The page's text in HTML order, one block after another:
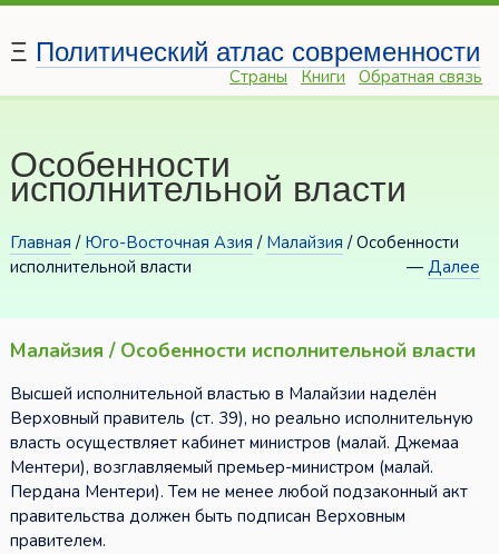
Ξ Политический атлас современности
Страны Книги Обратная связь
Особенности
исполнительной власти
Главная / Юго-Восточная Азия / Малайзия / Особенности
исполнительной власти
—Далее
Малайзия / Особенности исполнительной власти
Высшей исполнительной властью в Малайзии наделён
Верховный правитель (ст. 39), но реально исполнительную
власть осуществляет кабинет министров (малай. Джемаа
Ментери), возглавляемый премьер-министром (малай.
Пердана Ментери). Тем не менее любой подзаконный акт
правительства должен быть подписан Верховным
правителем.